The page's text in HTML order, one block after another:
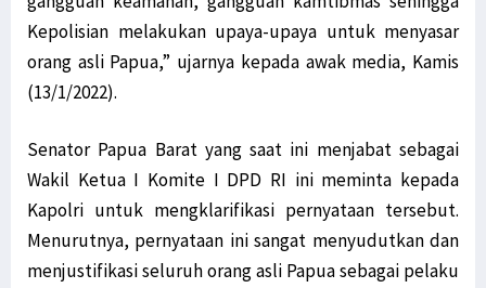
Kepolisian melakukan upaya-upaya untuk menyasar
orang asli Papua,” ujarnya kepada awak media, Kamis
(13/1/2022).
Senator Papua Barat yang saat ini menjabat sebagai
Wakil Ketua I Komite I DPD RI ini meminta kepada
Kapolri untuk mengklarifikasi pernyataan tersebut.
Menurutnya, pernyataan ini sangat menyudutkan dan
menjustifikasi seluruh orang asli Papua sebagai pelaku